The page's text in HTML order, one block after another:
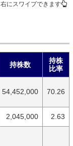
右にスワイプできます
持株数
持株
比率
54,452,000 70.26
2,045,000 2.63